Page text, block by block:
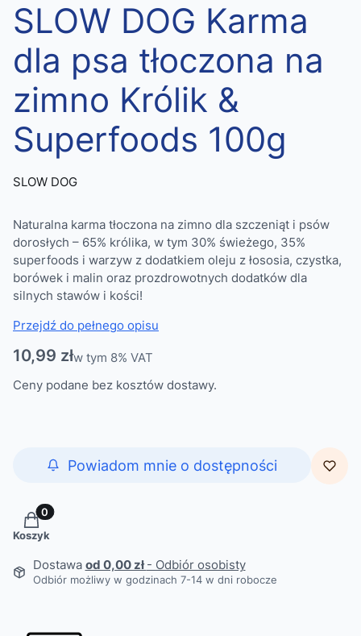
SLOW DOG Karma
dla psa tłoczona na
zimno Królik &
Superfoods 100g
SLOW DOG
Naturalna karma tłoczona na zimno dla szczeniąt i psów
dorosłych – 65% królika, w tym 30% świeżego, 35%
superfoods i warzyw z dodatkiem oleju z łososia, czystka,
borówek i malin oraz prozdrowotnych dodatków dla
silnych stawów i kości!
Przejdź do pełnego opisu
Cena
10,99 złw tym 8% VAT
w tym 8% VAT
Ceny podane bez kosztów dostawy.
Powiadom mnie o dostępności
Produkty w koszyku: 0. Zobacz szczegóły
Koszyk
Dostawa od 0,00 zł- Odbiór osobisty
Odbiór możliwy w godzinach 7-14 w dni robocze